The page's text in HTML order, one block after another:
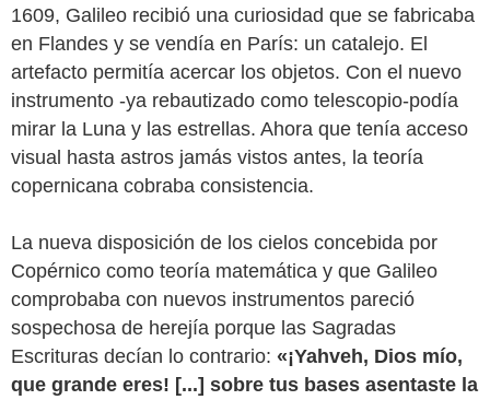
1609, Galileo recibió una curiosidad que se fabricaba
en Flandes y se vendía en París: un catalejo. El
artefacto permitía acercar los objetos. Con el nuevo
instrumento -ya rebautizado como telescopio-podía
mirar la Luna y las estrellas. Ahora que tenía acceso
visual hasta astros jamás vistos antes, la teoría
copernicana cobraba consistencia.
La nueva disposición de los cielos concebida por
Copérnico como teoría matemática y que Galileo
comprobaba con nuevos instrumentos pareció
sospechosa de herejía porque las Sagradas
Escrituras decían lo contrario: «¡Yahveh, Dios mío,
que grande eres! [...] sobre tus bases asentaste la